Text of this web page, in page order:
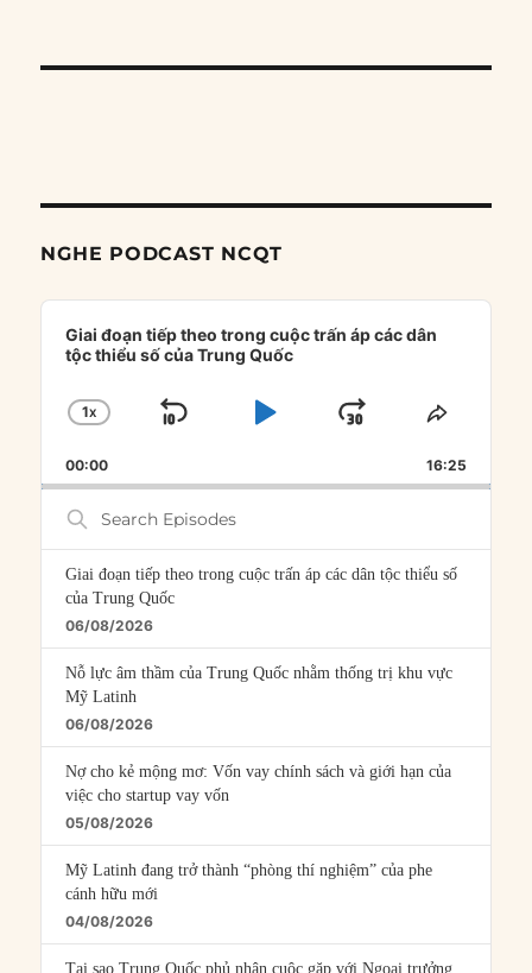
NGHE PODCAST NCQT
Audio
Player
Giai đoạn tiếp theo trong cuộc trấn áp các dân
tộc thiểu số của Trung Quốc
CHANGE
RATE
1X
SKIP
PLAYJUMP
FORWARD
SHARE
00:00 16:25
Search
Episodes
Giai đoạn tiếp theo trong cuộc trấn áp các dân tộc thiểu số
của Trung Quốc
06/08/2026
Nỗ lực âm thầm của Trung Quốc nhằm thống trị khu vực
Mỹ Latinh
06/08/2026
Nợ cho kẻ mộng mơ: Vốn vay chính sách và giới hạn của
việc cho startup vay vốn
05/08/2026
Mỹ Latinh đang trở thành “phòng thí nghiệm” của phe
cánh hữu mới
04/08/2026
Tại sao Trung Quốc phủ nhận cuộc gặp với Ngoại trưởng